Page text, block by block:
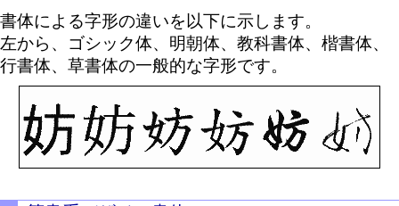
書体による字形の違いを以下に示します。
左から、ゴシック体、明朝体、教科書体、楷書体、
行書体、草書体の一般的な字形です。